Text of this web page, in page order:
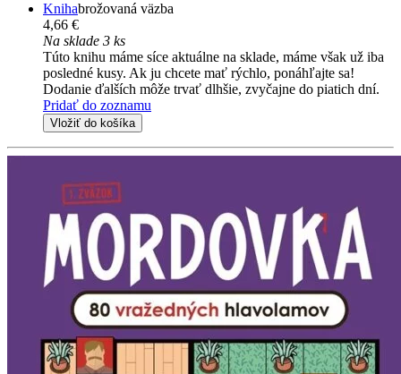
Knihabrožovaná väzba
4,66 €
Na sklade 3 ks
Túto knihu máme síce aktuálne na sklade, máme však už iba
posledné kusy. Ak ju chcete mať rýchlo, ponáhľajte sa!
Dodanie ďalších môže trvať dlhšie, zvyčajne do piatich dní.
Pridať do zoznamu
Vložiť do košíka